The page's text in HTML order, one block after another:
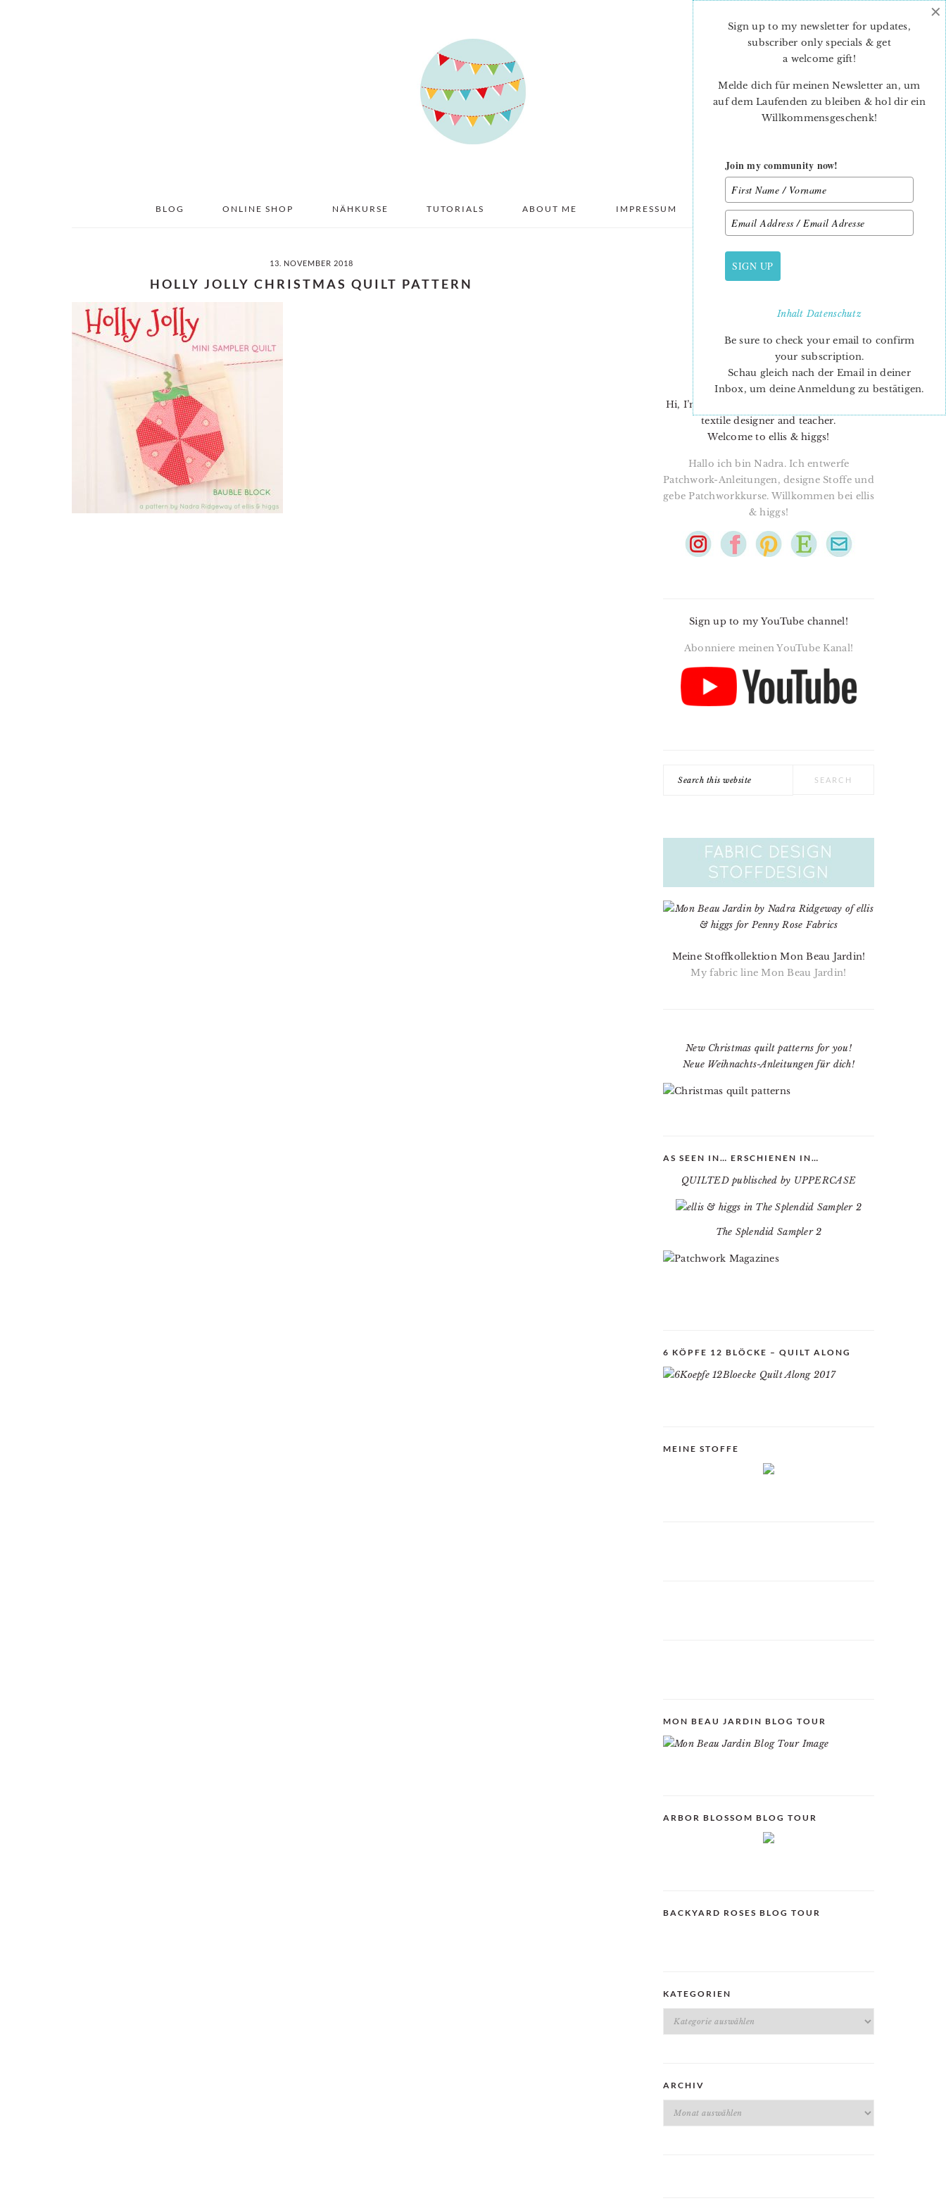
BLOG ONLINE SHOP NÄHKURSE TUTORIALS ABOUT ME IMPRESSUM DATENSCHUTZ
13. NOVEMBER 2018
HOLLY JOLLY CHRISTMAS QUILT PATTERN
PRIMARY
SIDEBAR
Hi, I’m Nadra. I’m a quilt pattern designer,
textile designer and teacher.
Welcome to ellis & higgs!
Hallo ich bin Nadra. Ich entwerfe
Patchwork-Anleitungen, designe Stoffe und
gebe Patchworkkurse. Willkommen bei ellis
& higgs!
Sign up to my YouTube channel!
Abonniere meinen YouTube Kanal!
Meine Stoffkollektion Mon Beau Jardin!
My fabric line Mon Beau Jardin!
New Christmas quilt patterns for you!
Neue Weihnachts-Anleitungen für dich!
AS SEEN IN… ERSCHIENEN IN…
QUILTED publisched by UPPERCASE
The Splendid Sampler 2
6 KÖPFE 12 BLÖCKE – QUILT ALONG
MEINE STOFFE
MON BEAU JARDIN BLOG TOUR
ARBOR BLOSSOM BLOG TOUR
BACKYARD ROSES BLOG TOUR
KATEGORIEN
Kategorien
ARCHIV
Archiv
Sign up to my newsletter for updates,
subscriber only specials & get
a welcome gift!
Melde dich für meinen Newsletter an, um
auf dem Laufenden zu bleiben & hol dir ein
Willkommensgeschenk!
Join my community now!
SIGN UP
InhaltDatenschutz
Be sure to check your email to confirm
your subscription.
Schau gleich nach der Email in deiner
Inbox, um deine Anmeldung zu bestätigen.
×